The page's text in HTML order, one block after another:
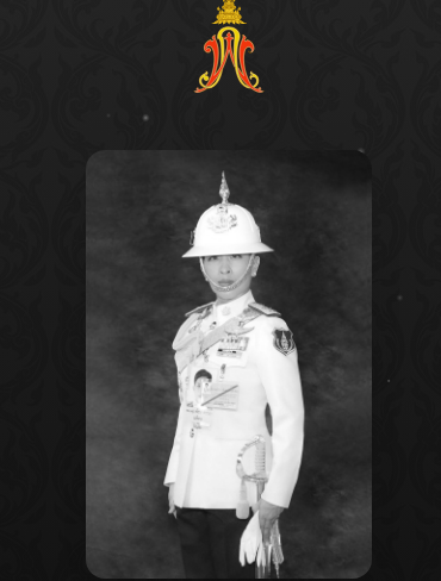
กรมชลฯ รับฟังประชาชน ติดตามแก้ปัญหาโครงการประตู